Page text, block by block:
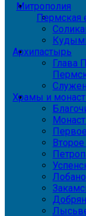
Митрополия
Пермская
Архипастырь
Глава
Храмы и